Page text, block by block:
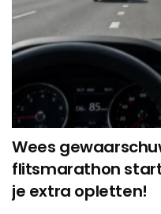
Wees
flitsmarathon
je extra opletten!